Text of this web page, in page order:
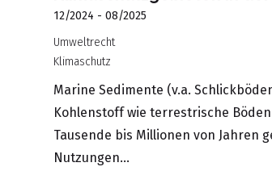
12/2024 - 08/2025
Umweltrecht
Klimaschutz
Marine Sedimente (v.a.
Kohlenstoff wie terrestrische
Tausende bis Millionen von Jahren
Nutzungen…